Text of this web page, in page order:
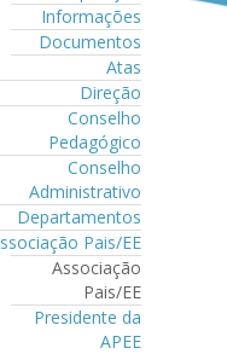
Informações
Documentos
Atas
Direção
Conselho
Pedagógico
Conselho
Administrativo
Departamentos
Pais/EE
Associação
Pais/EE
Presidente da
APEE